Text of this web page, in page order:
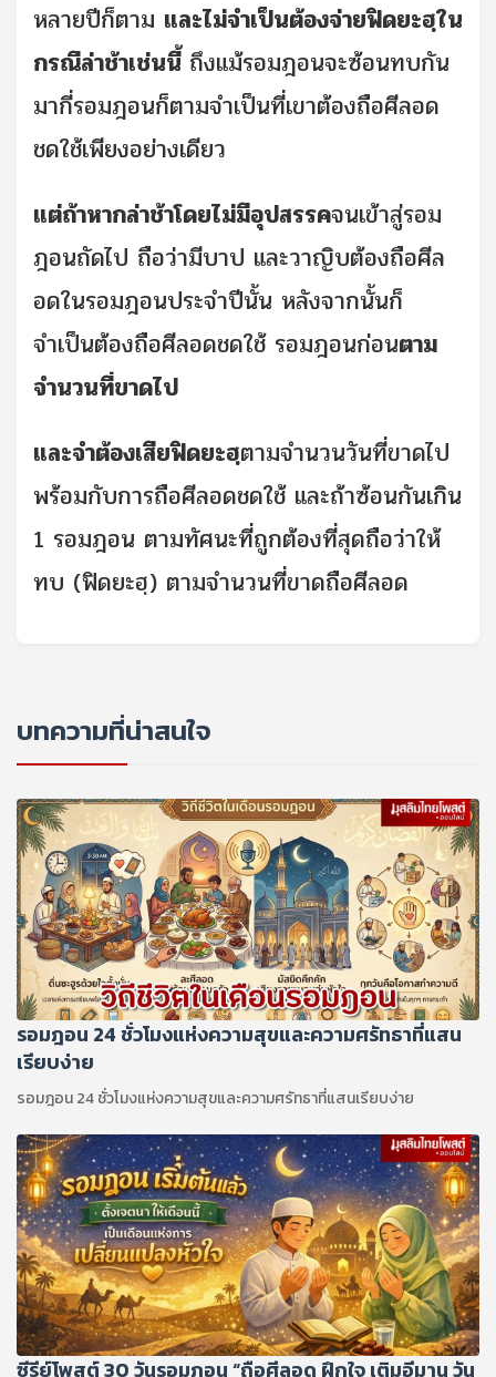
หลายปีก็ตาม และไม่จำเป็นต้องจ่ายฟิดยะฮฺใน
กรณีล่าช้าเช่นนี้ ถึงแม้รอมฎอนจะซ้อนทบกัน
มากี่รอมฎอนก็ตามจำเป็นที่เขาต้องถือศีลอด
ชดใช้เพียงอย่างเดียว
แต่ถ้าหากล่าช้าโดยไม่มีอุปสรรคจนเข้าสู่รอม
ฎอนถัดไป ถือว่ามีบาป และวาญิบต้องถือศีล
อดในรอมฎอนประจำปีนั้น หลังจากนั้นก็
จำเป็นต้องถือศีลอดชดใช้ รอมฎอนก่อนตาม
จำนวนที่ขาดไป
และจำต้องเสียฟิดยะฮฺตามจำนวนวันที่ขาดไป
พร้อมกับการถือศีลอดชดใช้ และถ้าซ้อนกันเกิน
1 รอมฎอน ตามทัศนะที่ถูกต้องที่สุดถือว่าให้
ทบ (ฟิดยะฮฺ) ตามจำนวนที่ขาดถือศีลอด
บทความที่น่าสนใจ
รอมฎอน 24 ชั่วโมงแห่งความสุขและความศรัทธาที่แสน
เรียบง่าย
รอมฎอน 24 ชั่วโมงแห่งความสุขและความศรัทธาที่แสนเรียบง่าย
ซีรีย์โพสต์ 30 วันรอมฎอน “ถือศีลอด ฝึกใจ เติมอีมาน วัน